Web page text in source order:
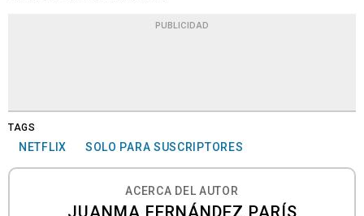
PUBLICIDAD
TAGS
NETFLIX SOLO PARA SUSCRIPTORES
ACERCA DEL AUTOR
JUANMA FERNÁNDEZ PARÍS